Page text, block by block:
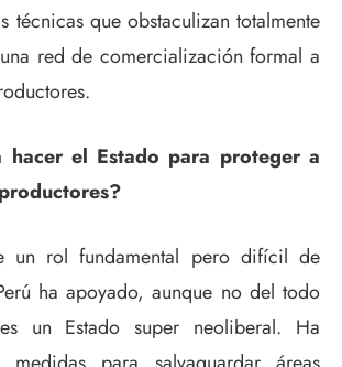
técnicas que obstaculizan totalmente
red de comercialización formal a
hacer el Estado para proteger a
un rol fundamental pero difícil de
ha apoyado, aunque no del todo
un Estado super neoliberal. Ha